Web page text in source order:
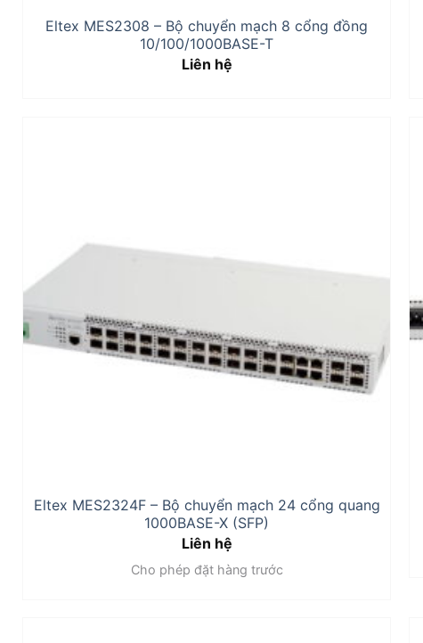
Eltex MES2308 – Bộ chuyển mạch 8 cổng đồng
10/100/1000BASE-T
Liên hệ
Eltex MES2324F – Bộ chuyển mạch 24 cổng quang
1000BASE-X (SFP)
Liên hệ
Cho phép đặt hàng trước